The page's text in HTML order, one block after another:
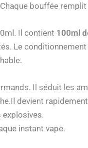
bouffée remplit
Il contient 100ml
Le
Il séduit les
devient
instant vape.